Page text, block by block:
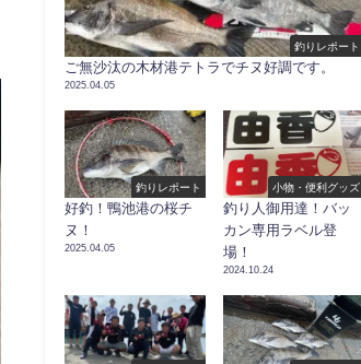
釣りレポート
ご無沙汰の木材港テトラでチヌ好調です。
2025.04.05
釣りレポート
好釣！鴨池港の桜チ
ヌ！
2025.04.05
小物・便利グッズ
釣り人御用達！バッ
カン専用ラベル登
場！
2024.10.24